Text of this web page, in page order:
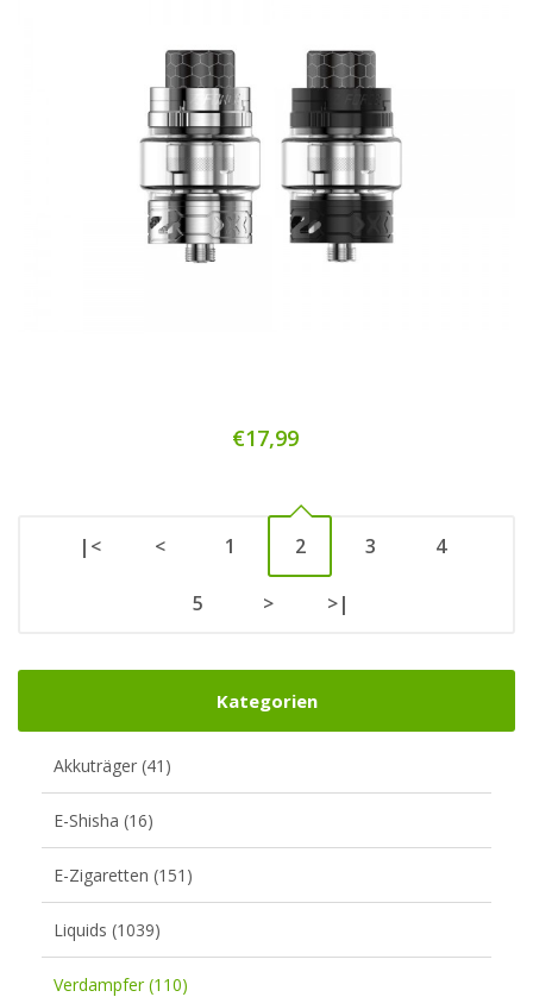
Kategorien
Akkuträger (41)
E-Shisha (16)
E-Zigaretten (151)
Liquids (1039)
Verdampfer (110)
€17,99
|< < 1 2 3 4
5 > >|